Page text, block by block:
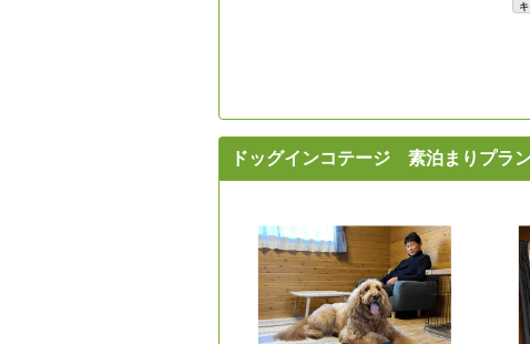
ドッグインコテージ 素泊まりプラ